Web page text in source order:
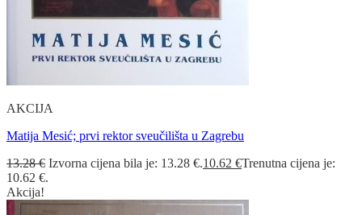
AKCIJA
Matija Mesić; prvi rektor sveučilišta u Zagrebu
13.28€ Izvorna cijena bila je: 13.28 €.10.62 €Trenutna cijena je:
10.62 €.
Akcija!